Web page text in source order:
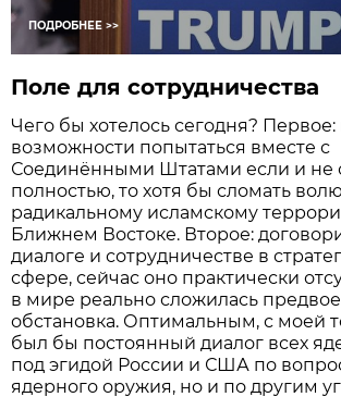
ПОДРОБНЕЕ >>
Поле для сотрудничества
Чего бы хотелось сегодня? Первое:
возможности попытаться вместе с
Соединёнными Штатами если и не
полностью, то хотя бы сломать волю
радикальному ислам­скому
Ближнем Востоке. Второе:
диалоге и сотрудничестве в
сфере, сейчас оно практически
в мире реально сложилась
обстановка. Оптимальным, с моей
был бы постоянный диалог всех
под эгидой России и США по
ядерного оружия, но и по другим